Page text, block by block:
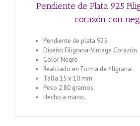
Pendiente de Plata 925
corazón con
Pendiente de plata 925.
Diseño Filigrana-Vintage Corazón.
Color Negro
Realizado en Forma de filigrana.
Talla 15 x 10 mm.
Peso 2.80 gramos.
Hecho a mano.